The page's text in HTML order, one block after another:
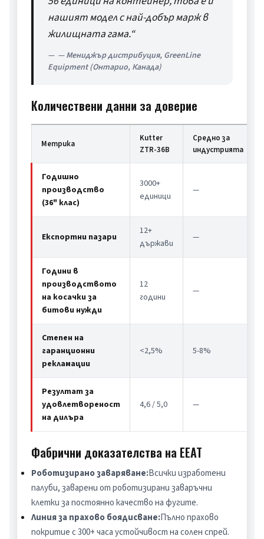
нашият модел с най-добър марж в
жилищната гама.“
— Мениджър дистрибуция, GreenLine
Equipment (Онтарио, Канада)
Количествени данни за доверие
Метрика
Kutter
ZTR-36B
Средно за
индустрията
Годишно
производство
(36" клас)
3000+
единици
—
Експортни пазари
12+
държави
—
Години в
производството
на косачки за
битови нужди
12
години
—
Степен на
гаранционни
рекламации
<2,5% 5-8%
Резултат за
удовлетвореност
на дилъра
4,6 / 5,0 —
Фабрични доказателства на EEAT
Роботизирано заваряване:Всички изработени
палуби, заварени от роботизирани заваръчни
клетки за постоянно качество на фугите.
Линия за прахово боядисване:Пълно прахово
покритие с 300+ часа устойчивост на солен спрей.